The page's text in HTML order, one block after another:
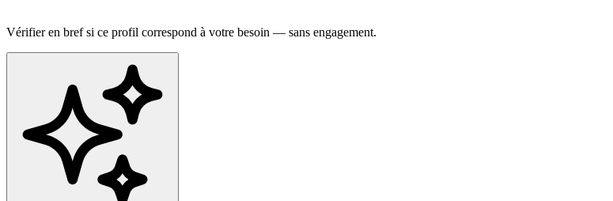
Vérifier en bref si ce profil correspond à votre besoin — sans engagement.